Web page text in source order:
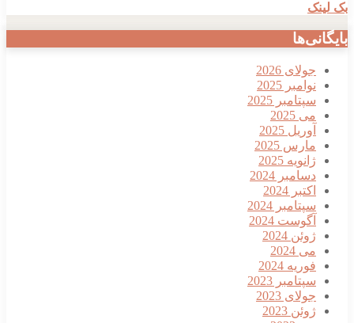
بک لینک
بایگانی‌ها
جولای 2026
نوامبر 2025
سپتامبر 2025
می 2025
آوریل 2025
مارس 2025
ژانویه 2025
دسامبر 2024
اکتبر 2024
سپتامبر 2024
آگوست 2024
ژوئن 2024
می 2024
فوریه 2024
سپتامبر 2023
جولای 2023
ژوئن 2023